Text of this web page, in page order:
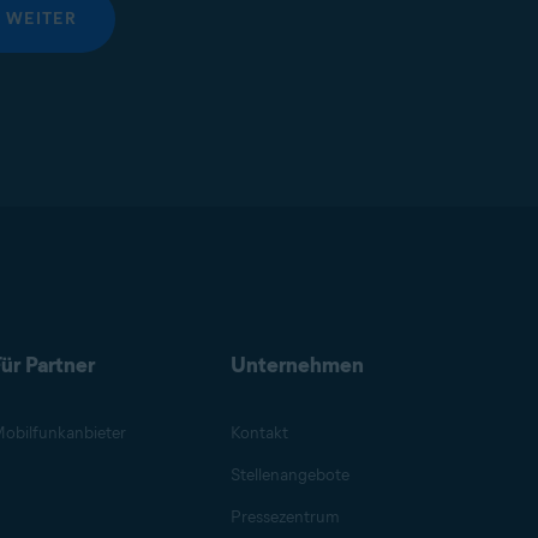
WEITER
Partner Unternehmen
Kontakt
Stellenangebote
Pressezentrum